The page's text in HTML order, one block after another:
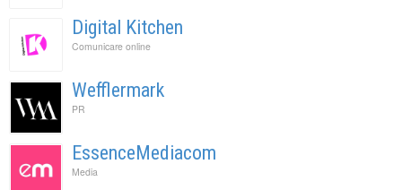
Digital Kitchen
Comunicare online
Wefflermark
PR
EssenceMediacom
Media